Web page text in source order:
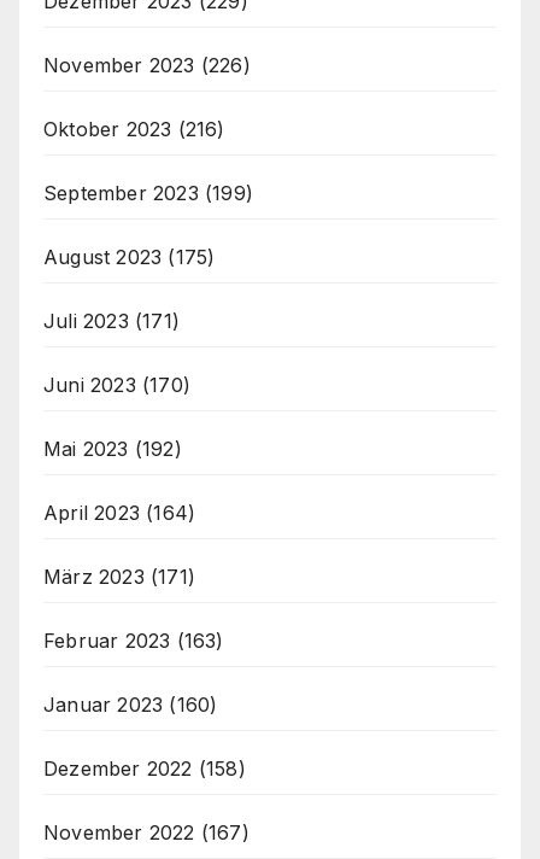
November 2023 (226)
Oktober 2023 (216)
September 2023 (199)
August 2023 (175)
Juli 2023 (171)
Juni 2023 (170)
Mai 2023 (192)
April 2023 (164)
März 2023 (171)
Februar 2023 (163)
Januar 2023 (160)
Dezember 2022 (158)
November 2022 (167)